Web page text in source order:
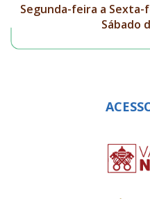
Segunda-feira a Sexta-
Sábado